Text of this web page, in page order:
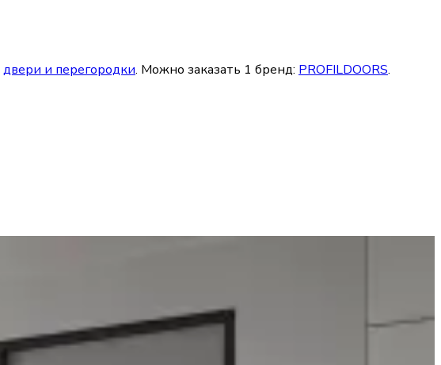
двери и перегородки. Можно заказать 1 бренд: PROFILDOORS.